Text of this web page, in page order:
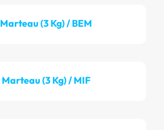
Marteau (3 Kg) / BEM
Marteau (3 Kg) / MIF